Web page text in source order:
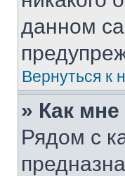
данном
Вернуться к
» Как
Рядом с